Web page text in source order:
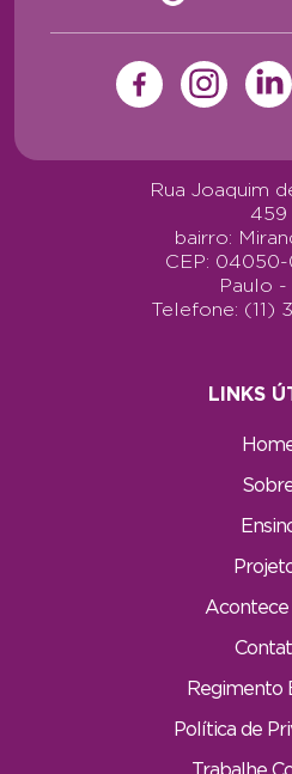
Rua Joaquim
459
bairro:
CEP: 04050-
Paulo -
Telefone: (11)
LINKS
Acontece
Regimento
Política de
Trabalhe